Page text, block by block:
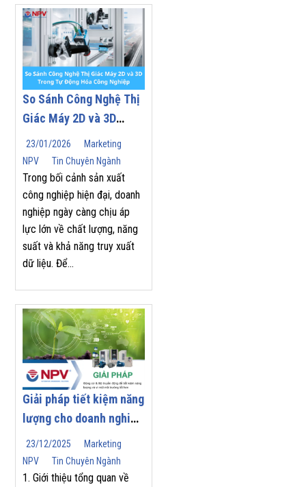
So Sánh Công Nghệ Thị
Giác Máy 2D và 3D
Trong Tự Động Hóa
Công Nghiệp
23/01/2026
Marketing
NPV
Tin Chuyên Ngành
Trong bối cảnh sản xuất
công nghiệp hiện đại, doanh
nghiệp ngày càng chịu áp
lực lớn về chất lượng, năng
suất và khả năng truy xuất
dữ liệu. Để...
Giải pháp tiết kiệm năng
lượng cho doanh nghiệp
| Nam Phương Việt
23/12/2025
Marketing
NPV
Tin Chuyên Ngành
1. Giới thiệu tổng quan về